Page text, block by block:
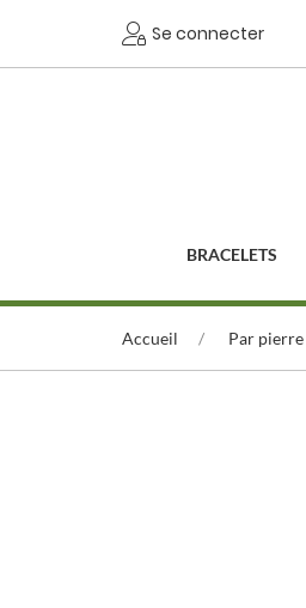
Se connecter
BRACELETS
Accueil Par pierre